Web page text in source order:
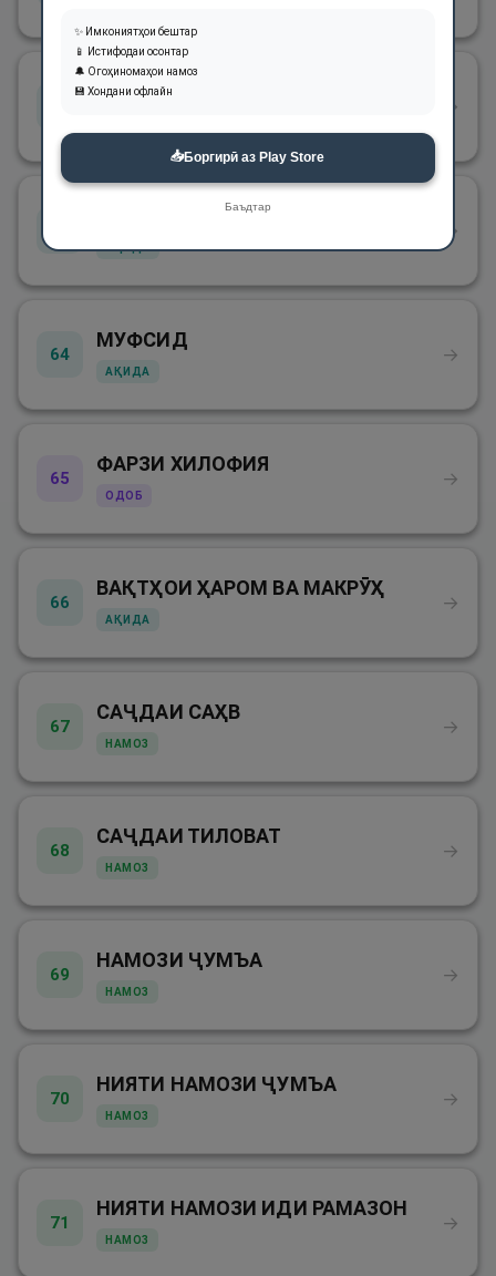
ҲАРОМ
→
АҚИДА
→
64
МУФСИД
АҚИДА
→
65
ФАРЗИ ХИЛОФИЯ
ОДОБ
→
66
ВАҚТҲОИ ҲАРОМ ВА МАКРӮҲ
АҚИДА
→
67
САҶДАИ САҲВ
НАМОЗ
→
68
САҶДАИ ТИЛОВАТ
НАМОЗ
→
69
НАМОЗИ ҶУМЪА
НАМОЗ
→
70
НИЯТИ НАМОЗИ ҶУМЪА
НАМОЗ
→
71
НИЯТИ НАМОЗИ ИДИ РАМАЗОН
НАМОЗ
→
✨ Имкониятҳои бештар
📱 Истифодаи осонтар
🔔 Огоҳиномаҳои намоз
💾 Хондани офлайн
📥Боргирӣ аз Play Store
Баъдтар